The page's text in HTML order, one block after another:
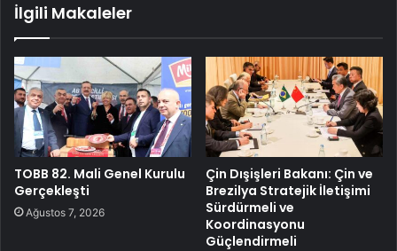
İlgili Makaleler
TOBB 82. Mali Genel Kurulu
Gerçekleşti
Ağustos 7, 2026
Çin Dışişleri Bakanı: Çin ve
Brezilya Stratejik İletişimi
Sürdürmeli ve
Koordinasyonu
Güçlendirmeli